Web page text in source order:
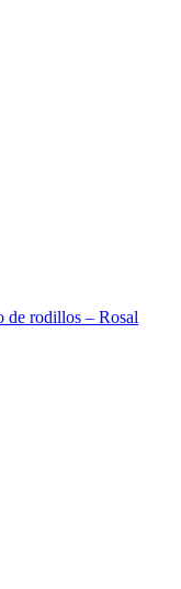
de rodillos – Rosal